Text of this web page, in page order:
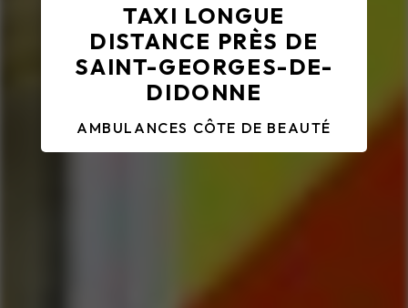
TAXI LONGUE
DISTANCE PRÈS DE
SAINT-GEORGES-DE-
DIDONNE
AMBULANCES CÔTE DE BEAUTÉ